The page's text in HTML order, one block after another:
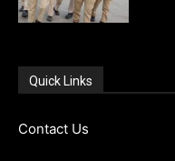
Quick Links
Contact Us